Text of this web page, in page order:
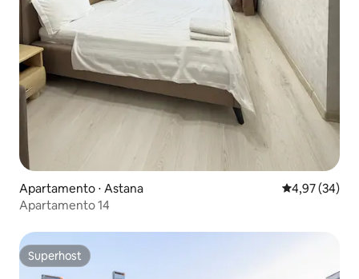
Apartamento ⋅ Astana 4,97 de uma
4,97 (34)
Apartamento 14
Superhost
Superhost